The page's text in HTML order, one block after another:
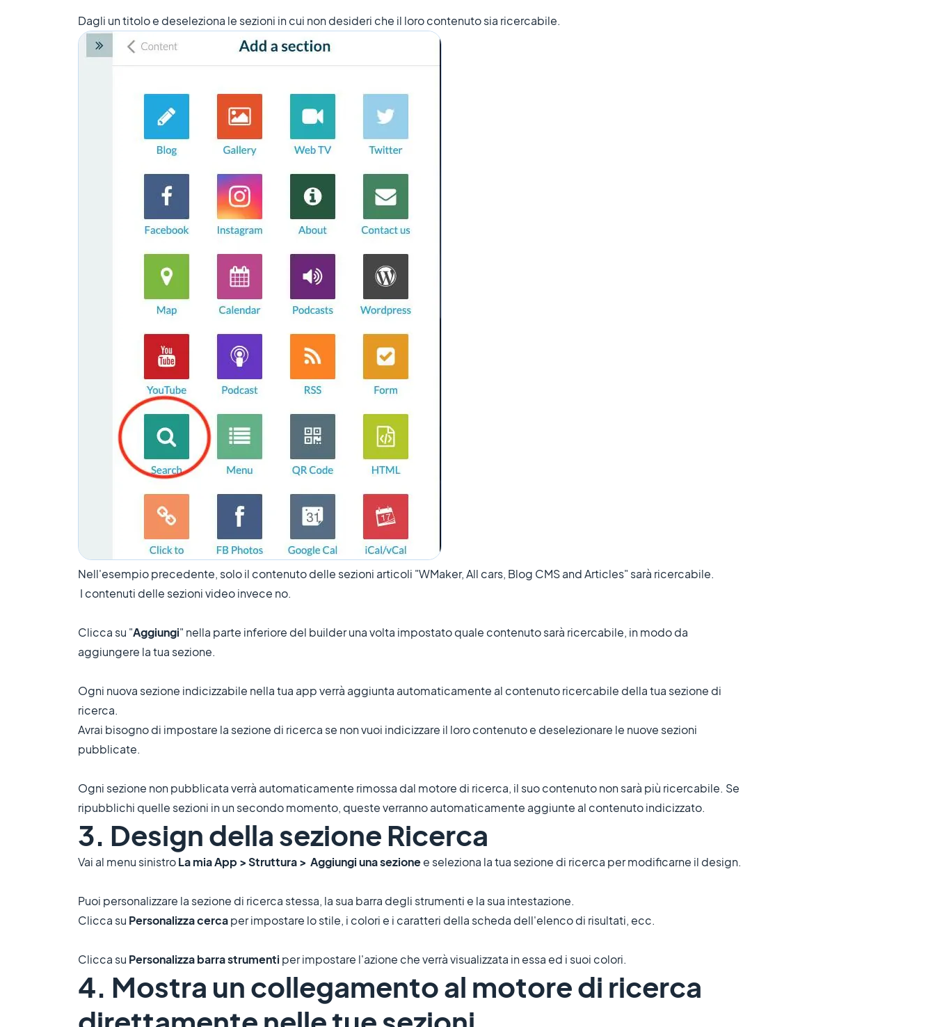
Dagli un titolo e deseleziona le sezioni in cui non desideri che il loro contenuto sia ricercabile.
Nell'esempio precedente, solo il contenuto delle sezioni articoli "WMaker, All cars, Blog CMS and Articles" sarà ricercabile.
I contenuti delle sezioni video invece no.
Clicca su "Aggiungi" nella parte inferiore del builder una volta impostato quale contenuto sarà ricercabile, in modo da
aggiungere la tua sezione.
Ogni nuova sezione indicizzabile nella tua app verrà aggiunta automaticamente al contenuto ricercabile della tua sezione di
ricerca.
Avrai bisogno di impostare la sezione di ricerca se non vuoi indicizzare il loro contenuto e deselezionare le nuove sezioni
pubblicate.
Ogni sezione non pubblicata verrà automaticamente rimossa dal motore di ricerca, il suo contenuto non sarà più ricercabile. Se
ripubblichi quelle sezioni in un secondo momento, queste verranno automaticamente aggiunte al contenuto indicizzato.
3. Design della sezione Ricerca
Vai al menu sinistroLa mia App > Struttura > Aggiungi una sezionee seleziona la tua sezione di ricerca per modificarne il design.
Puoi personalizzare la sezione di ricerca stessa, la sua barra degli strumenti e la sua intestazione.
Clicca su Personalizza cercaper impostare lo stile, i colori e i caratteri della scheda dell'elenco di risultati, ecc.
Clicca su Personalizza barra strumenti per impostare l'azione che verrà visualizzata in essa ed i suoi colori.
4. Mostra un collegamento al motore di ricerca